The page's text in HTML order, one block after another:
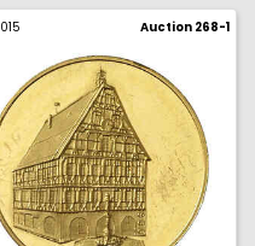
Auction 268-1